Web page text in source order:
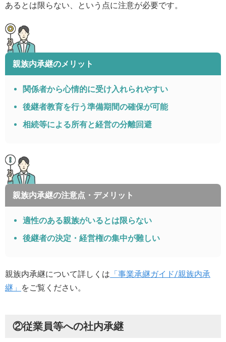
あるとは限らない、という点に注意が必要です。
親族内承継のメリット
関係者から心情的に受け入れられやすい
後継者教育を行う準備期間の確保が可能
相続等による所有と経営の分離回避
親族内承継の注意点・デメリット
適性のある親族がいるとは限らない
後継者の決定・経営権の集中が難しい
親族内承継について詳しくは 「事業承継ガイド/親族内承
継」 をご覧ください。
②従業員等への社内承継